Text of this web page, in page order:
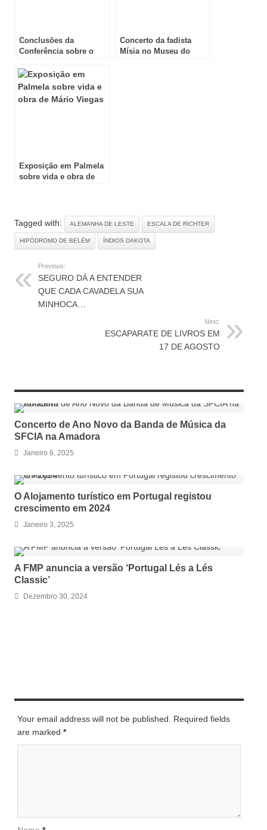
Conclusões da
Conferência sobre o
Concerto da fadista
Mísia no Museu do
Exposição em Palmela
sobre vida e obra de
Tagged with: ALEMANHA DE LESTE ESCALA DE RICHTER
HIPÓDROMO DE BELÉM ÍNDIOS DAKOTA
Previous:
SEGURO DÁ A ENTENDER
QUE CADA CAVADELA SUA
MINHOCA…
Next:
ESCAPARATE DE LIVROS EM
17 DE AGOSTO
Concerto de Ano Novo da Banda de Música da
SFCIA na Amadora
Janeiro 6, 2025
O Alojamento turístico em Portugal registou
crescimento em 2024
Janeiro 3, 2025
A FMP anuncia a versão ‘Portugal Lés a Lés
Classic’
Dezembro 30, 2024
Your email address will not be published. Required fields
are marked *